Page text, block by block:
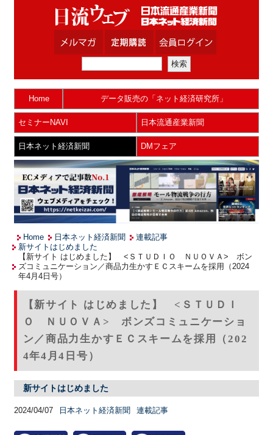
Home データ販売の「ネット経済研究所」
セミナーNAVI 日本流通産業新聞
日本ネット経済新聞 DMフェア
Home 日本ネット経済新聞
連載記事
新サイトはじめました
【新サイト はじめました】 <ＳＴＵＤＩＯ ＮＵＯＶＡ> ボン
ズコミュニケーション／商品力生かすＥＣスキームを採用（2024
年4月4日号）
【新サイト はじめました】 <ＳＴＵＤＩ
Ｏ ＮＵＯＶＡ> ボンズコミュニケーショ
ン／商品力生かすＥＣスキームを採用（202
4年4月4日号）
新サイトはじめました
2024/04/07 日本ネット経済新聞 連載記事